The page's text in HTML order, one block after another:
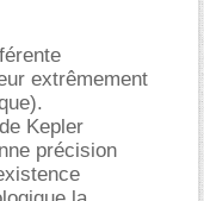
extrêmement
Kepler
précision